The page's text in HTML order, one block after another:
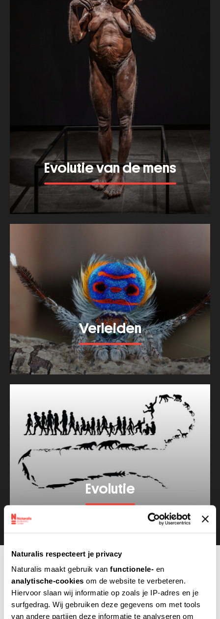
Naturalis respecteert je privacy
Naturalis maakt gebruik van functionele- en
analytische-cookies om de website te verbeteren.
Hiervoor slaan wij informatie op zoals je IP-adres en je
surfgedrag. Wij gebruiken deze gegevens om met tools
van andere partijen deze informatie te analyseren om
Evolutie van de mens
Bekijk meer van dit thema
Verleiden
Bekijk meer van dit thema
Evolutie
Bekijk meer van dit thema
De onderzoekers en
experts van Naturalis